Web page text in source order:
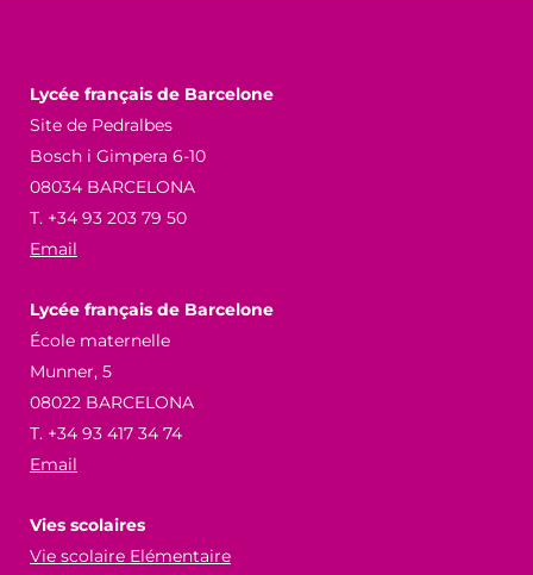
Lycée français de Barcelone
Site de Pedralbes
Bosch i Gimpera 6-10
08034 BARCELONA
T. +34 93 203 79 50
Email
Lycée français de Barcelone
École maternelle
Munner, 5
08022 BARCELONA
T. +34 93 417 34 74
Email
Vies scolaires
Vie scolaire Elémentaire